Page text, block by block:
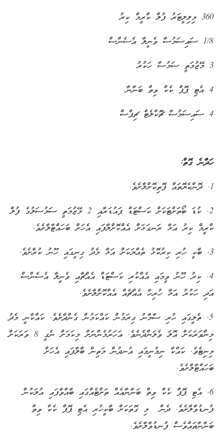
360 މިލިލީޓަރު ފުލް ކްރީމް ކިރު
1/8 ސައިސަމުސާ ވެނީލާ އެސެންސް
3 މޭޒުމަތީ ސަމުސާ ހަކުރު
4 އެޓި ޕޮޕް ކެކް ވިތް ބަނާނާ
4 ސައިސަމުސާ ޗޮކްލެޓް ޗިޕްސް
ހަދާނެ ގޮތް:
1. ދޮންކެޔޮތައް ފޮތިކޮށްލާށެވެ.
2. ކުޑަ ބޯތަށްޓަކަށް ކަސްޓަޑް ޕައުޑަރާއި 2 މޭޒުމަތީ ސަމުސަލުގެ ފުލް
ކްރީމް ކިރު އަޅާ ރަނގަޅަށް އެއްކޮށްލާފައި އެހަށް ބަހައްޓާލާށެވެ.
3. ބާކީ ހުރި ކިރުކޮޅު ތެއްޔަކަށް އަޅާ މެދު ގިނީގައި ހޫނު ކުރާށެވެ.
4. ކިރު ހޫނު ވީމައި އެއްކުރި ކަސްޓަޑް އެއްޗާއި ވެނީލާ އެސެންސް
އަދި ހަކުރު އަޅާ ހުރިހާ އެއްޗެއް އެއްކޮށްލާށެވެ.
5. ތެލީގައި ހުރި ސާމާނު ގިރަމުން ކައްކަމުން ގެންދާށެވެ. ކައްކާނީ މެދު
މިންވަރަކަށް އޮލަ ވެލަންދެނެވެ. އަހަރުމެންނަށް މިކަމަށް ނެގީ 8 ވަރަކަށް
މިނިޓެވެ. ކައްކާ ނިމުނީމައި އުނދުން މަތިން ބާލާފައި އެހަށް
ބަހައްޓާލާށެވެ.
6. އެޓި ޕޮޕް ކެކް ވިތް ބަނާނާއެއް ތަށްޓެއްގައި ބާއްވާފައި އުލަކުން
ފުނޑުވާލާށެވެ. ދެން މި ގޮތަކަށް ބާކީހުރި އެޓި ޕޮޕް ކެކް ވިތް
ބަނާނާތައްވެސް ފުނޑުވާލާށެވެ.